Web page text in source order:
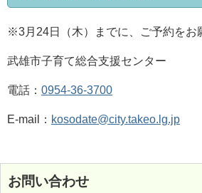
※3月24日（木）までに、ご予約をお
武雄市子育て総合支援センター
電話： 0954-36-3700
E-mail： kosodate@city.takeo.lg.jp
お問い合わせ